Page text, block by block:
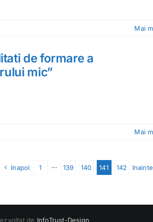
Mai
de formare a
mic”
Mai
Inapoi 1 ··· 139 140 141 142 Inainte
de InfoTrust-Design